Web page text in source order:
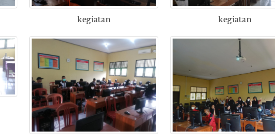
kegiatan kegiatan